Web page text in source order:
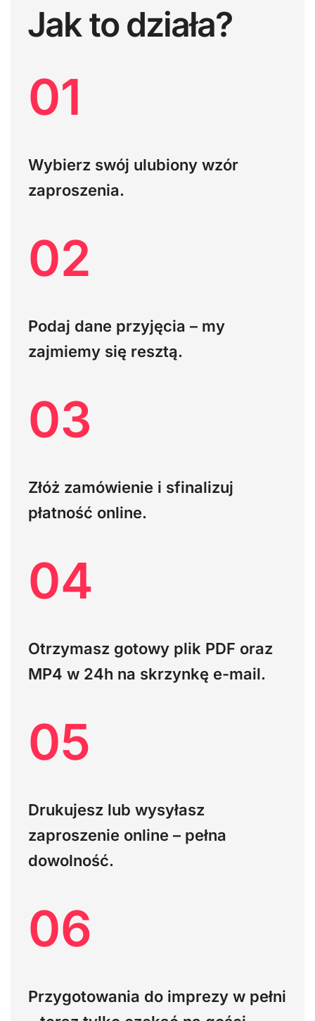
Jak to działa?
01
Wybierz swój ulubiony wzór
zaproszenia.
02
Podaj dane przyjęcia – my
zajmiemy się resztą.
03
Złóż zamówienie i sfinalizuj
płatność online.
04
Otrzymasz gotowy plik PDF oraz
MP4 w 24h na skrzynkę e-mail.
05
Drukujesz lub wysyłasz
zaproszenie online – pełna
dowolność.
06
Przygotowania do imprezy w pełni